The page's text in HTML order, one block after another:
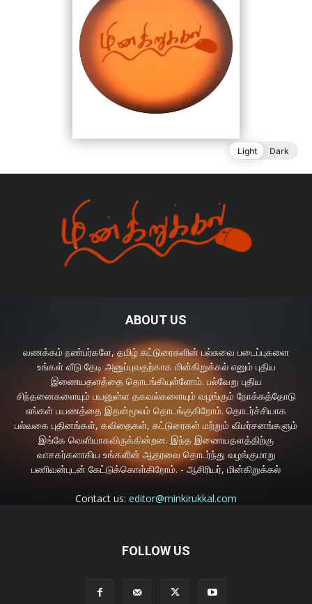
ABOUT US
வணக்கம் நண்பர்களே, தமிழ் கட்டுரைகளின் பல்சுவை படைப்புகளை
உங்கள் வீடு தேடி அனுப்புவதற்காக மின்கிறுக்கல் எனும் புதிய
இணையதளத்தை தொடங்கியுள்ளோம். பல்வேறு புதிய
சிந்தனைகளையும் பயனுள்ள தகவல்களையும் வழங்கும் நோக்கத்தோடு
எங்கள் பயணத்தை இதன்மூலம் தொடங்குகிறோம். தொடர்ச்சியாக
பல்வகை புதினங்கள், கவிதைகள், கட்டுரைகள் மற்றும் விமர்சனங்களும்
இங்கே வெளியாகவிருக்கின்றன. இந்த இணையதளத்திற்கு
வாசகர்களாகிய உங்களின் ஆதரவை தொடர்ந்து வழங்குமாறு
பணிவன்புடன் கேட்டுக்கொள்கிறோம். - ஆசிரியர், மின்கிறுக்கல்
Contact us: editor@minkirukkal.com
FOLLOW US